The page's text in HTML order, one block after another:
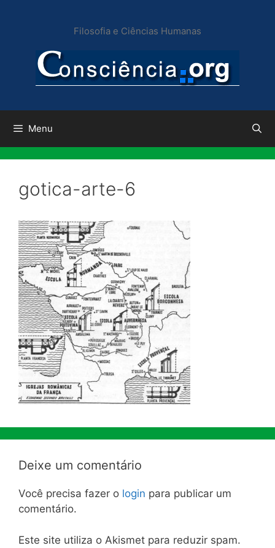
conteúdo
Filosofia e Ciências Humanas
Menu
gotica-arte-6
Deixe um comentário
Você precisa fazer o login para publicar um
comentário.
Este site utiliza o Akismet para reduzir spam.